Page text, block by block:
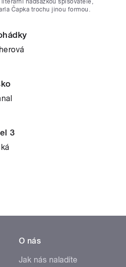
Čapka trochu jinou formou.
3
O nás
Jak nás naladíte